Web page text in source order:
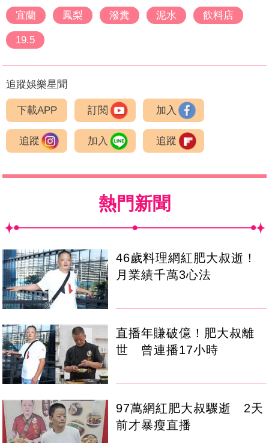
宜蘭
鳳梨 潑糞 泥水 飲料店
19.5
追蹤娛樂星聞
下載APP 訂閱 加入
追蹤 加入 追蹤
熱門新聞
46歲料理網紅肥大叔逝！
月業績千萬3心法
直播年賺破億！肥大叔離
世 曾連播17小時
97萬網紅肥大叔驟逝 2天
前才暴瘦直播